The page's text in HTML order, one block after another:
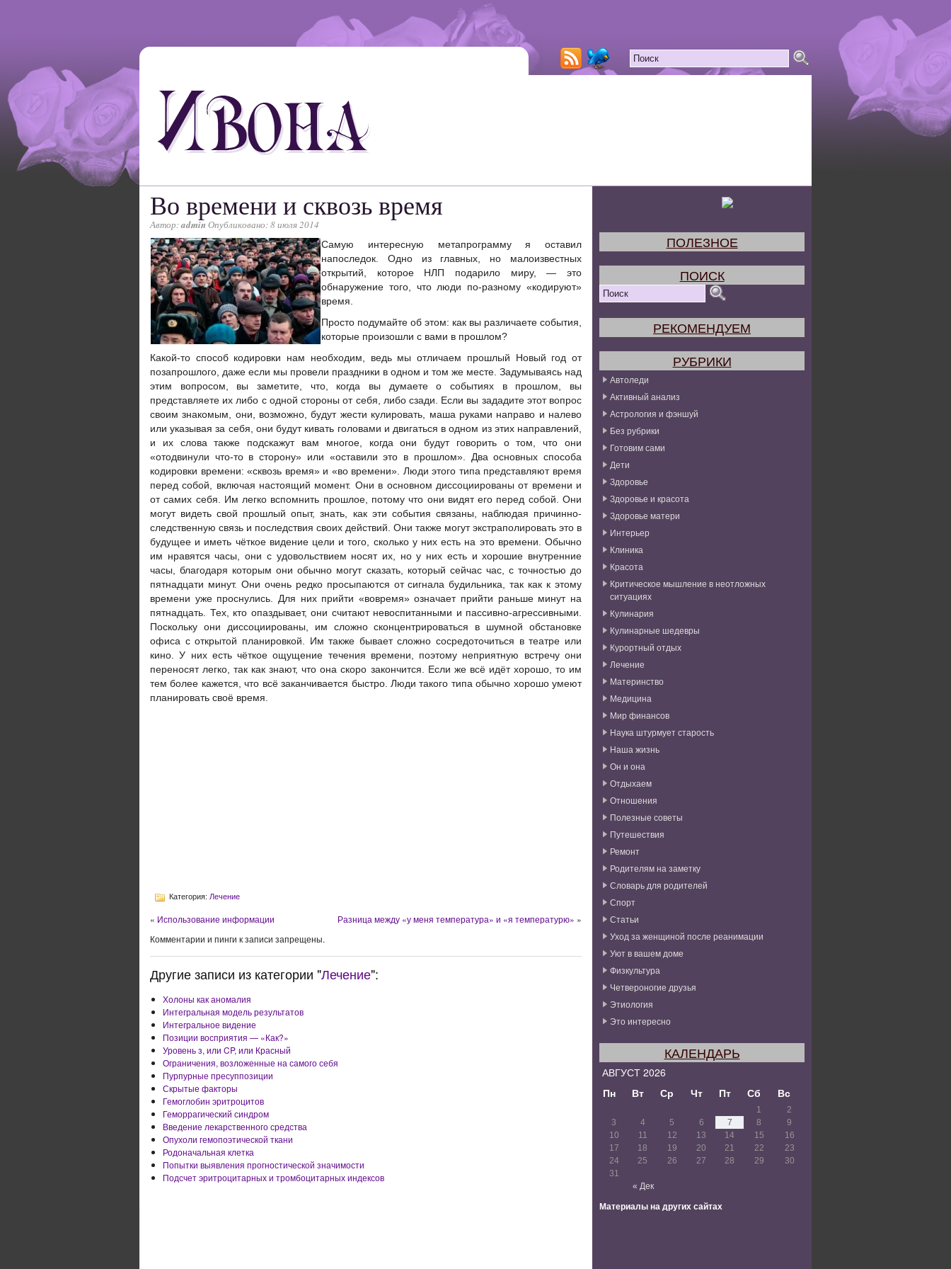
Во времени и сквозь время
Автор:admin Опубликовано: 8 июля 2014
Самую интересную метапрограмму я оставил
напоследок. Одно из главных, но малоизвестных
открытий, которое НЛП подарило миру, — это
обнаружение того, что люди по-разному «кодируют»
время.
Просто подумайте об этом: как вы различаете события,
которые произошли с вами в прошлом?
Какой-то способ кодировки нам необходим, ведь мы отличаем прошлый Новый год от
позапрошлого, даже если мы провели праздники в одном и том же месте. Задумываясь над
этим вопросом, вы заметите, что, когда вы думаете о событиях в прошлом, вы
представляете их либо с одной стороны от себя, либо сзади. Если вы зададите этот вопрос
своим знакомым, они, возможно, будут жести кулировать, маша руками направо и налево
или указывая за себя, они будут кивать головами и двигаться в одном из этих направлений,
и их слова также подскажут вам многое, когда они будут говорить о том, что они
«отодвинули что-то в сторону» или «оставили это в прошлом». Два основных способа
кодировки времени: «сквозь время» и «во времени». Люди этого типа представляют время
перед собой, включая настоящий момент. Они в основном диссоциированы от времени и
от самих себя. Им легко вспомнить прошлое, потому что они видят его перед собой. Они
могут видеть свой прошлый опыт, знать, как эти события связаны, наблюдая причинно-
следственную связь и последствия своих действий. Они также могут экстраполировать это в
будущее и иметь чёткое видение цели и того, сколько у них есть на это времени. Обычно
им нравятся часы, они с удовольствием носят их, но у них есть и хорошие внутренние
часы, благодаря которым они обычно могут сказать, который сейчас час, с точностью до
пятнадцати минут. Они очень редко просыпаются от сигнала будильника, так как к этому
времени уже проснулись. Для них прийти «вовремя» означает прийти раньше минут на
пятнадцать. Тех, кто опаздывает, они считают невоспитанными и пассивно-агрессивными.
Поскольку они диссоциированы, им сложно сконцентрироваться в шумной обстановке
офиса с открытой планировкой. Им также бывает сложно сосредоточиться в театре или
кино. У них есть чёткое ощущение течения времени, поэтому неприятную встречу они
переносят легко, так как знают, что она скоро закончится. Если же всё идёт хорошо, то им
тем более кажется, что всё заканчивается быстро. Люди такого типа обычно хорошо умеют
планировать своё время.
Категория: Лечение
« Использование информации Разница между «у меня температура» и «я температурю» »
Комментарии и пинги к записи запрещены.
Другие записи из категории "Лечение":
Холоны как аномалия
Интегральная модель результатов
Интегральное видение
Позиции восприятия — «Как?»
Уровень з, или CP, или Красный
Ограничения, возложенные на самого себя
Пурпурные пресуппозиции
Скрытые факторы
Гемоглобин эритроцитов
Геморрагический синдром
Введение лекарственного средства
Опухоли гемопоэтической ткани
Родоначальная клетка
Попытки выявления прогностической значимости
Подсчет эритроцитарных и тромбоцитарных индексов
ПОЛЕЗНОЕ
ПОИСК
РЕКОМЕНДУЕМ
РУБРИКИ
Автоледи
Активный анализ
Астрология и фэншуй
Без рубрики
Готовим сами
Дети
Здоровье
Здоровье и красота
Здоровье матери
Интерьер
Клиника
Красота
Критическое мышление в неотложных
ситуациях
Кулинария
Кулинарные шедевры
Курортный отдых
Лечение
Материнство
Медицина
Мир финансов
Наука штурмует старость
Наша жизнь
Он и она
Отдыхаем
Отношения
Полезные советы
Путешествия
Ремонт
Родителям на заметку
Словарь для родителей
Спорт
Статьи
Уход за женщиной после реанимации
Уют в вашем доме
Физкультура
Четвероногие друзья
Этиология
Это интересно
КАЛЕНДАРЬ
АВГУСТ 2026
Пн
Вт Ср Чт Пт Сб Вс
« Дек
1
2
3
4 5 6 7 8
9
10
11 12 13 14 15
16
17
18 19 20 21 22
23
24
25 26 27 28 29
30
31
Материалы на других сайтах